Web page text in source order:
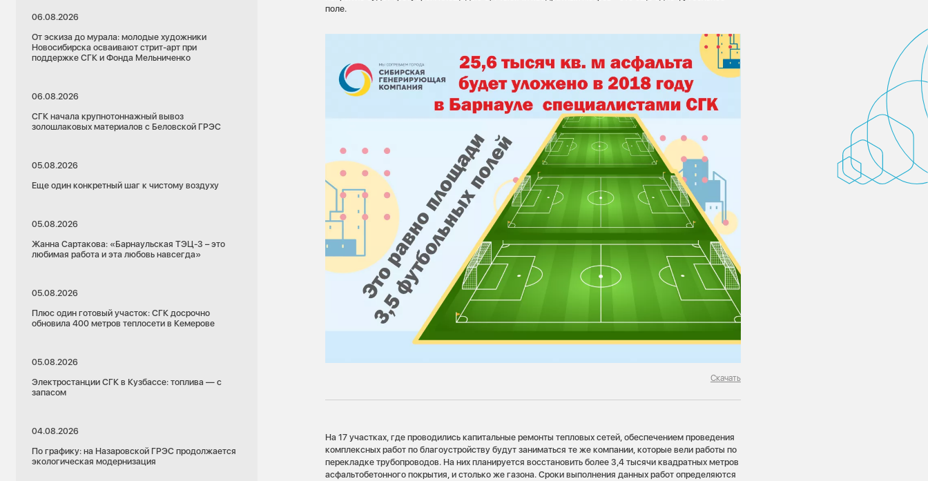
06.08.2026
От эскиза до мурала: молодые художники
Новосибирска осваивают стрит-арт при
поддержке СГК и Фонда Мельниченко
06.08.2026
СГК начала крупнотоннажный вывоз
золошлаковых материалов с Беловской ГРЭС
05.08.2026
Еще один конкретный шаг к чистому воздуху
05.08.2026
Жанна Сартакова: «Барнаульская ТЭЦ-3 – это
любимая работа и эта любовь навсегда»
05.08.2026
Плюс один готовый участок: СГК досрочно
обновила 400 метров теплосети в Кемерове
05.08.2026
Электростанции СГК в Кузбассе: топлива — с
запасом
04.08.2026
По графику: на Назаровской ГРЭС продолжается
экологическая модернизация
поле.
Скачать
На 17 участках, где проводились капитальные ремонты тепловых сетей, обеспечением проведения
комплексных работ по благоустройству будут заниматься те же компании, которые вели работы по
перекладке трубопроводов. На них планируется восстановить более 3,4 тысячи квадратных метров
асфальтобетонного покрытия, и столько же газона. Сроки выполнения данных работ определяются